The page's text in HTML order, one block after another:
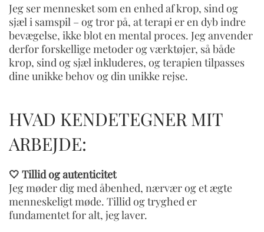
Jeg ser mennesket som en enhed af krop, sind og
sjæl i samspil – og tror på, at terapi er en dyb indre
bevægelse, ikke blot en mental proces. Jeg anvender
derfor forskellige metoder og værktøjer, så både
krop, sind og sjæl inkluderes, og terapien tilpasses
dine unikke behov og din unikke rejse.
HVAD KENDETEGNER MIT
ARBEJDE:
🤍 Tillid og autenticitet
Jeg møder dig med åbenhed, nærvær og et ægte
menneskeligt møde. Tillid og tryghed er
fundamentet for alt, jeg laver.